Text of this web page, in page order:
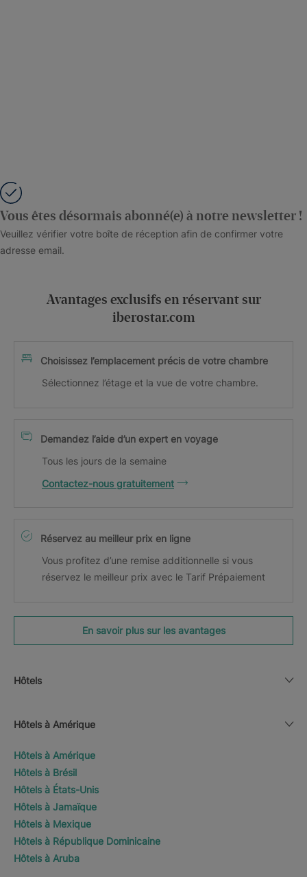
Vous êtes désormais abonné(e) à notre newsletter !
Veuillez vérifier votre boîte de réception afin de confirmer votre
adresse email.
Avantages exclusifs en réservant sur
iberostar.com
Choisissez l’emplacement précis de votre chambre
Sélectionnez l’étage et la vue de votre chambre.
Demandez l’aide d’un expert en voyage
Tous les jours de la semaine
Contactez-nous gratuitement
Réservez au meilleur prix en ligne
Vous profitez d’une remise additionnelle si vous
réservez le meilleur prix avec le Tarif Prépaiement
En savoir plus sur les avantages
Hôtels
Hôtels à Amérique
Hôtels à Amérique
Hôtels à Brésil
Hôtels à États-Unis
Hôtels à Jamaïque
Hôtels à Mexique
Hôtels à République Dominicaine
Hôtels à Aruba